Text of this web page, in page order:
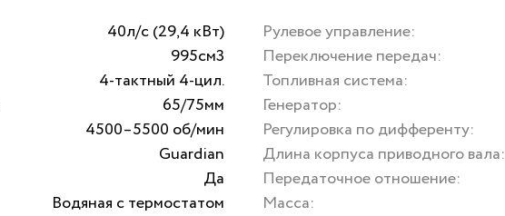
40л/с (29,4 кВт)
995см3
4-тактный 4-цил.
65/75мм
4500–5500 об/мин
Guardian
Да
Водяная с термостатом
Рулевое управление:
Переключение передач:
Топливная система:
Генератор:
Регулировка по дифференту:
Длина корпуса приводного вала:
Передаточное отношение:
Масса: